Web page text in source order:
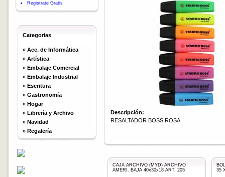
Registrate Gratis
Categorias
» Acc. de Informática
» Artística
» Embalaje Comercial
» Embalaje Industrial
» Escritura
» Gastronomía
» Hogar
» Librería y Archivo
» Navidad
» Regalería
Descripción:
RESALTADOR BOSS ROSA
CAJA ARCHIVO (MYD) ARCHIVO
AMERI. BAJA 40x30x18 ART. 205
35